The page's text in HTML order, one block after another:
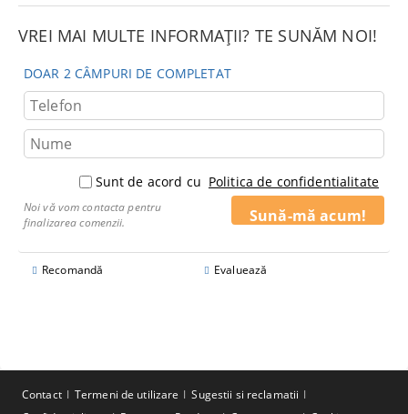
VREI MAI MULTE INFORMAȚII? TE SUNĂM NOI!
DOAR 2 CÂMPURI DE COMPLETAT
Sunt de acord cu Politica de confidentialitate
Noi vă vom contacta pentru
finalizarea comenzii.
Recomandă Evaluează
Contact Termeni de utilizare
Sugestii si reclamatii